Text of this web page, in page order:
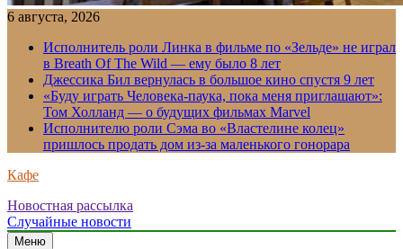
6 августа, 2026
Исполнитель роли Линка в фильме по «Зельде» не играл
в Breath Of The Wild — ему было 8 лет
Джессика Бил вернулась в большое кино спустя 9 лет
«Буду играть Человека-паука, пока меня приглашают»:
Том Холланд — о будущих фильмах Marvel
Исполнителю роли Сэма во «Властелине колец»
пришлось продать дом из-за маленького гонорара
Кафе
Новостная рассылка
Случайные новости
Меню